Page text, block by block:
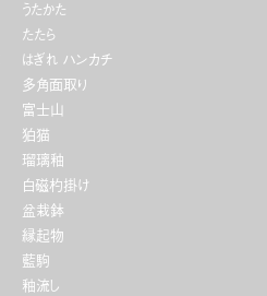
うたかた
たたら
はぎれ ハンカチ
多角面取り
富士山
狛猫
瑠璃釉
白磁杓掛け
盆栽鉢
縁起物
藍駒
釉流し